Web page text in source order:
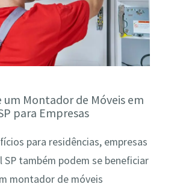
um Montador de Móveis em
para Empresas
para residências, empresas
SP também podem se beneficiar
montador de móveis